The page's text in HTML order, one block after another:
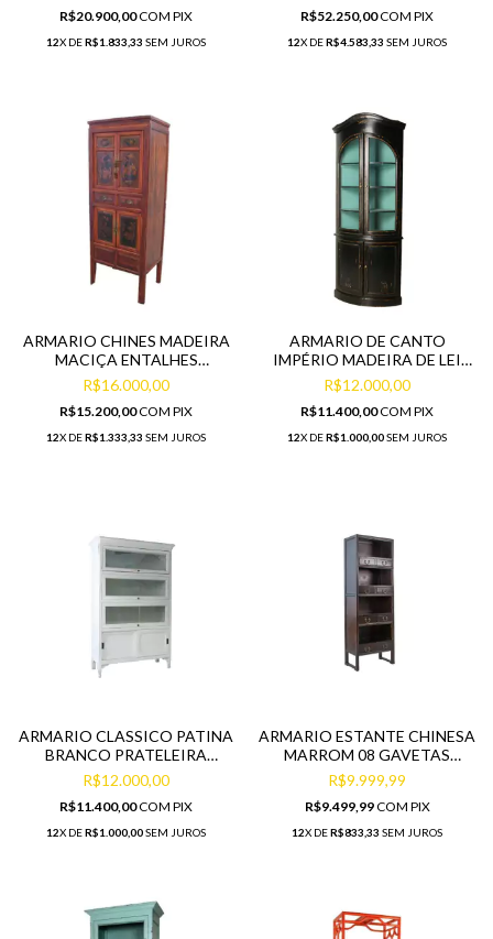
R$20.900,00COM PIX
12X DER$1.833,33 SEM JUROS
R$52.250,00COM PIX
12X DER$4.583,33 SEM JUROS
ARMARIO CHINES MADEIRA
MACIÇA ENTALHES
PRIMEIRA LINHA RICO EM
DETALHES
R$16.000,00
R$15.200,00COM PIX
12X DER$1.333,33 SEM JUROS
ARMARIO DE CANTO
IMPÉRIO MADEIRA DE LEI
ALTA DECORAÇÃO
ACABAMENTO
R$12.000,00
R$11.400,00COM PIX
12X DER$1.000,00SEM JUROS
ARMARIO CLASSICO PATINA
BRANCO PRATELEIRA
MADEIRA MACIÇA
R$12.000,00
R$11.400,00COM PIX
12X DER$1.000,00SEM JUROS
ARMARIO ESTANTE CHINESA
MARROM 08 GAVETAS
MADEIRA MACIÇA PRIMEIRA
LINHA
R$9.999,99
R$9.499,99COM PIX
12X DER$833,33 SEM JUROS